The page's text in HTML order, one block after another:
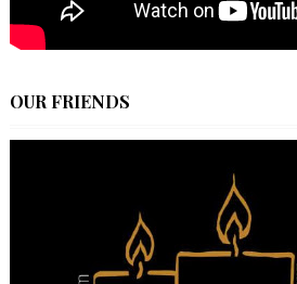
OUR FRIENDS